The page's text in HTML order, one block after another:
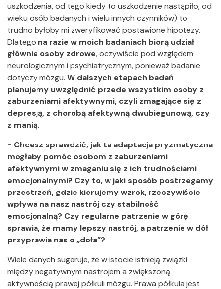
uszkodzenia, od tego kiedy to uszkodzenie nastąpiło, od
wieku osób badanych i wielu innych czynników) to
trudno byłoby mi zweryfikować postawione hipotezy.
Dlatego na razie w moich badaniach biorą udział
głównie osoby zdrowe, oczywiście pod względem
neurologicznym i psychiatrycznym, ponieważ badanie
dotyczy mózgu. W dalszych etapach badań
planujemy uwzględnić przede wszystkim osoby z
zaburzeniami afektywnymi, czyli zmagające się z
depresją, z chorobą afektywną dwubiegunową, czy
z manią.
- Chcesz sprawdzić, jak ta adaptacja pryzmatyczna
mogłaby pomóc osobom z zaburzeniami
afektywnymi w zmaganiu się z ich trudnościami
emocjonalnymi? Czy to, w jaki sposób postrzegamy
przestrzeń, gdzie kierujemy wzrok, rzeczywiście
wpływa na nasz nastrój czy stabilność
emocjonalną? Czy regularne patrzenie w górę
sprawia, że mamy lepszy nastrój, a patrzenie w dół
przyprawia nas o „doła”?
Wiele danych sugeruje, że w istocie istnieją związki
między negatywnym nastrojem a zwiększoną
aktywnością prawej półkuli mózgu. Prawa półkula jest